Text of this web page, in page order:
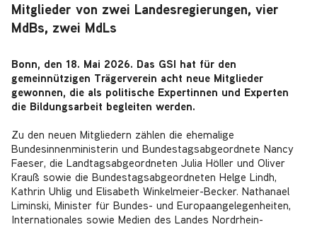
Mitglieder von zwei Landesregierungen, vier
MdBs, zwei MdLs
Bonn, den 18. Mai 2026. Das GSI hat für den
gemeinnützigen Trägerverein acht neue Mitglieder
gewonnen, die als politische Expertinnen und Experten
die Bildungsarbeit begleiten werden.
Zu den neuen Mitgliedern zählen die ehemalige
Bundesinnenministerin und Bundestagsabgeordnete Nancy
Faeser, die Landtagsabgeordneten Julia Höller und Oliver
Krauß sowie die Bundestagsabgeordneten Helge Lindh,
Kathrin Uhlig und Elisabeth Winkelmeier-Becker. Nathanael
Liminski, Minister für Bundes- und Europaangelegenheiten,
Internationales sowie Medien des Landes Nordrhein-